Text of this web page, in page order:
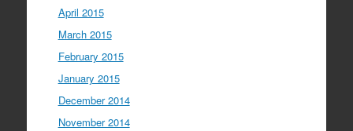
April 2015
March 2015
February 2015
January 2015
December 2014
November 2014